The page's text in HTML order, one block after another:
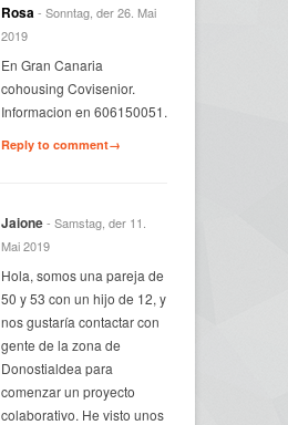
Rosa- Sonntag, der 26. Mai
2019
En Gran Canaria
cohousing Covisenior.
Informacion en 606150051.
Reply to comment→
Jaione- Samstag, der 11.
Mai 2019
Hola, somos una pareja de
50 y 53 con un hijo de 12, y
nos gustaría contactar con
gente de la zona de
Donostialdea para
comenzar un proyecto
colaborativo. He visto unos